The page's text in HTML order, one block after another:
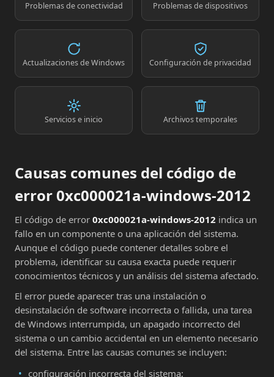
Problemas de conectividad Problemas de dispositivos
Actualizaciones de Windows Configuración de privacidad
Servicios e inicio Archivos temporales
Causas comunes del código de
error 0xc000021a-windows-2012
El código de error 0xc000021a-windows-2012 indica un
fallo en un componente o una aplicación del sistema.
Aunque el código puede contener detalles sobre el
problema, identificar su causa exacta puede requerir
conocimientos técnicos y un análisis del sistema afectado.
El error puede aparecer tras una instalación o
desinstalación de software incorrecta o fallida, una tarea
de Windows interrumpida, un apagado incorrecto del
sistema o un cambio accidental en un elemento necesario
del sistema. Entre las causas comunes se incluyen:
configuración incorrecta del sistema;